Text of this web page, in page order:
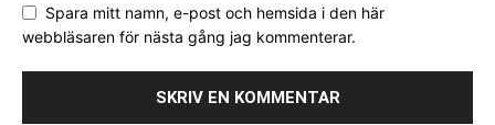
Spara mitt namn, e-post och hemsida i den här
webbläsaren för nästa gång jag kommenterar.